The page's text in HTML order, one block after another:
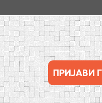
ПРИЈАВИ